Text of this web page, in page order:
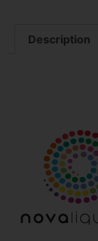
Description